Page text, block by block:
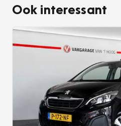
Ook interessant